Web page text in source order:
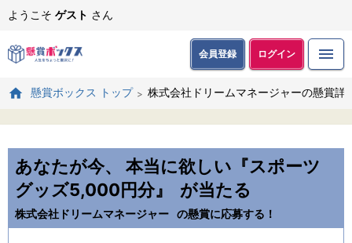
ようこそ ゲスト さん
会員登録 ログイン
懸賞ボックス トップ 株式会社ドリームマネージャーの懸賞詳
あなたが今、 本当に欲しい『スポーツ
グッズ5,000円分』
が当たる
株式会社ドリームマネージャー の懸賞に応募する！